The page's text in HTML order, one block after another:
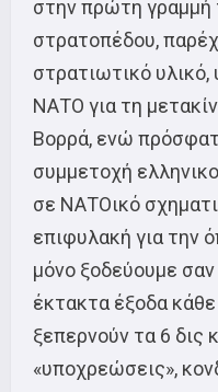
στην πρώτη γραμμή
στρατοπέδου,
στρατιωτικό
ΝΑΤΟ για τη
Βορρά, ενώ
συμμετοχή
σε ΝΑΤΟικό
επιφυλακή για την
μόνο ξοδεύουμε
έκτακτα έξοδα
ξεπερνούν τα 6 δις
«υποχρεώσεις»,